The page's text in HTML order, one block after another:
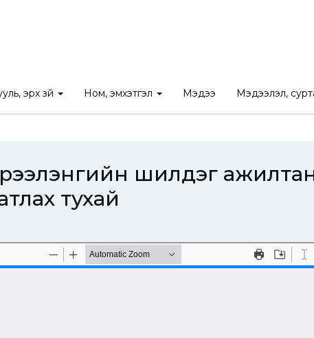
эрх зүй Ном, эмхэтгэл Мэдээ Мэдээлэл,
зүйн үндэсий хүрээлэнгийн шилдэг ажилтан шалгаруулах
шилдэг
тухай